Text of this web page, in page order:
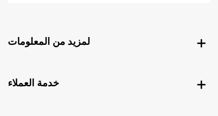
لمزيد من المعلومات
خدمة العملاء